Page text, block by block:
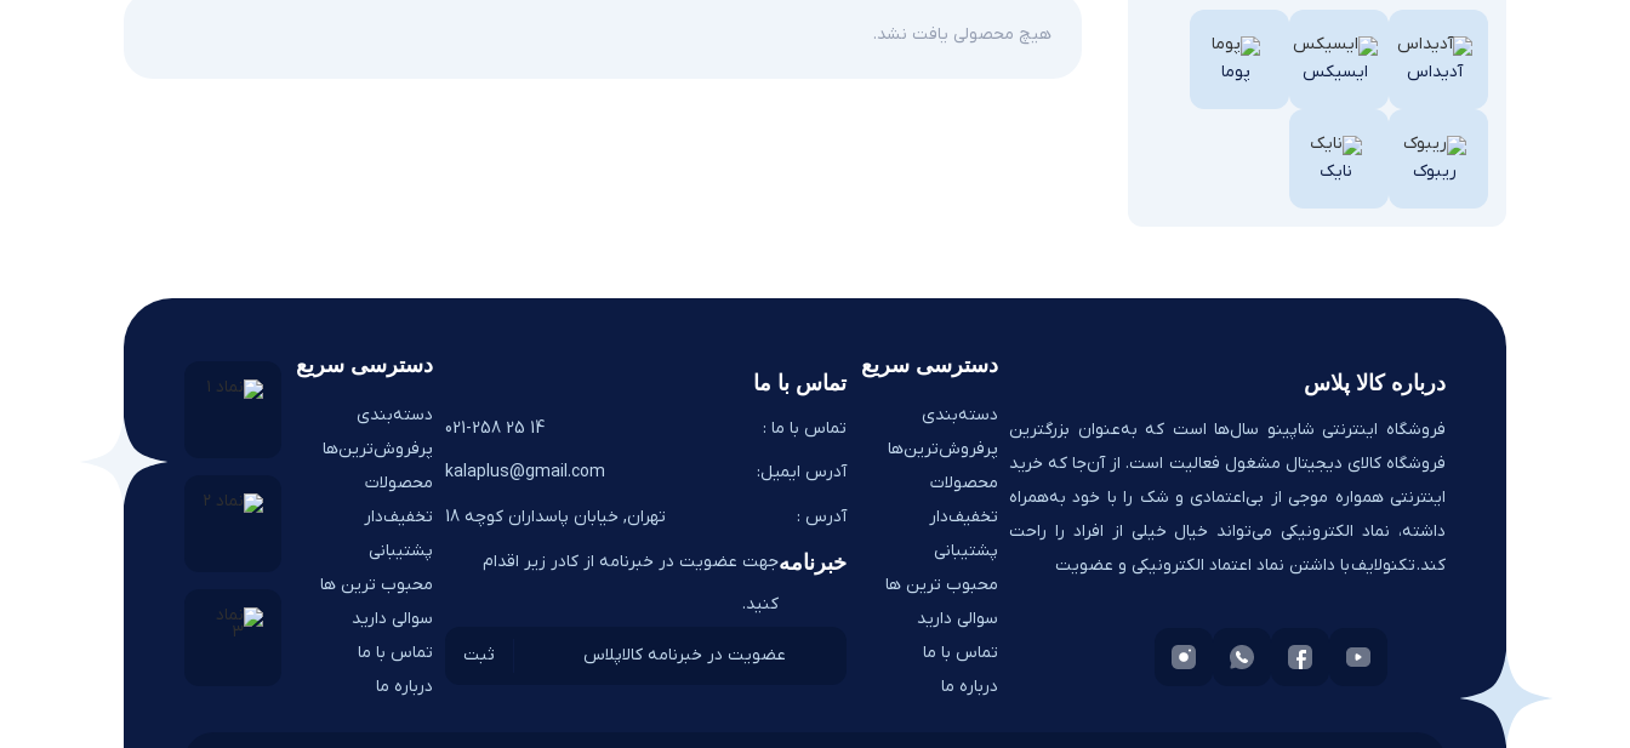
آدیداس ایسیکس پوما
ریبوک نایک
هیچ محصولی یافت نشد.
درباره کالا پلاس
فروشگاه اینترنتی شاپینو سال‌ها است که به‌عنوان بزرگترین
فروشگاه کالای دیجیتال مشغول فعالیت است. از آن‌جا که خرید
اینترنتی همواره موجی از بی‌اعتمادی و شک را با خود به‌همراه
داشته، نماد الکترونیکی می‌تواند خیال خیلی از افراد را راحت
کند. تکنولایف با داشتن نماد اعتماد الکترونیکی و عضویت
دسترسی سریع
دسته‌بندی
پرفروش‌ترین‌ها
محصولات
تخفیف‌دار
پشتیبانی
محبوب ترین ها
سوالی دارید
تماس با ما
درباره ما
تماس با ما
تماس با ما :
14 25 021-258
آدرس ایمیل:
kalaplus@gmail.com
آدرس :
تهران, خیابان پاسداران کوچه 18
خبرنامهجهت عضویت در خبرنامه از کادر زیر اقدام
کنید.
دسترسی سریع
دسته‌بندی
پرفروش‌ترین‌ها
محصولات
تخفیف‌دار
پشتیبانی
محبوب ترین ها
سوالی دارید
تماس با ما
درباره ما